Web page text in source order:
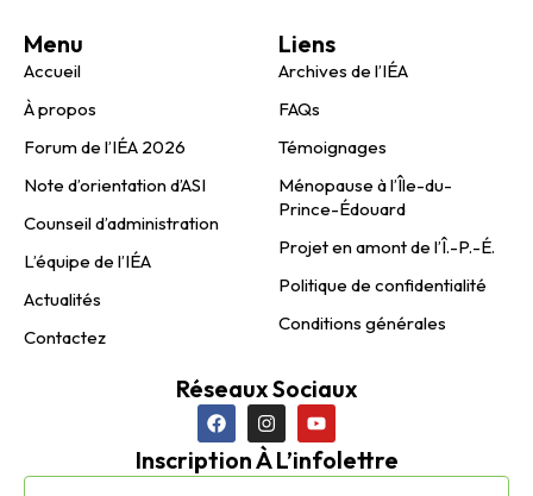
Menu
Accueil
À propos
Forum de l’IÉA 2026
Note d’orientation d’ASI
Counseil d’administration
L’équipe de l’IÉA
Actualités
Contactez
Liens
Archives de l’IÉA
FAQs
Témoignages
Ménopause à l’Île-du-
Prince-Édouard
Projet en amont de l’Î.-P.-É.
Politique de confidentialité
Conditions générales
Réseaux Sociaux
Inscription À L’infolettre